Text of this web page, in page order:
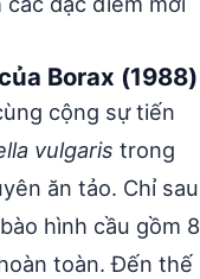
Borax (1988)
cộng sự tiến
vulgaris trong
ăn tảo. Chỉ sau
hình cầu gồm 8
toàn. Đến thế